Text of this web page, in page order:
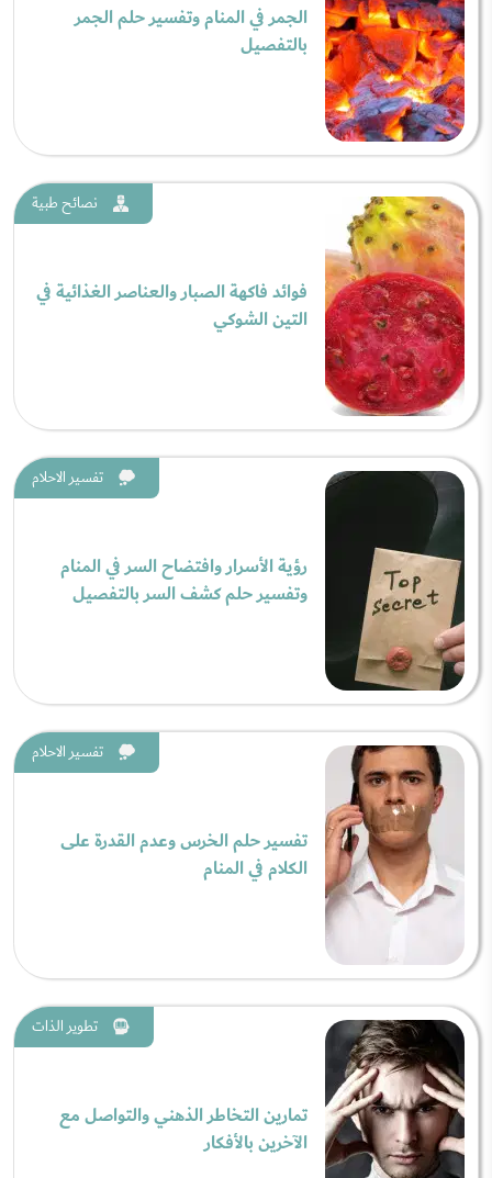
الجمر في المنام وتفسير حلم الجمر
بالتفصيل
نصائح طبية
فوائد فاكهة الصبار والعناصر الغذائية في
التين الشوكي
تفسير الاحلام
رؤية الأسرار وافتضاح السر في المنام
وتفسير حلم كشف السر بالتفصيل
تفسير الاحلام
تفسير حلم الخرس وعدم القدرة على
الكلام في المنام
تطوير الذات
تمارين التخاطر الذهني والتواصل مع
الآخرين بالأفكار